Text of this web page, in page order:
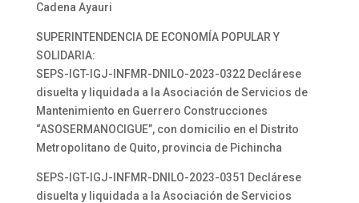
Cadena Ayauri
SUPERINTENDENCIA DE ECONOMÍA POPULAR Y
SOLIDARIA:
SEPS-IGT-IGJ-INFMR-DNILO-2023-0322 Declárese
disuelta y liquidada a la Asociación de Servicios de
Mantenimiento en Guerrero Construcciones
“ASOSERMANOCIGUE”, con domicilio en el Distrito
Metropolitano de Quito, provincia de Pichincha
SEPS-IGT-IGJ-INFMR-DNILO-2023-0351 Declárese
disuelta y liquidada a la Asociación de Servicios